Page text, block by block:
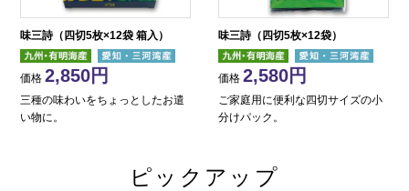
味三詩（四切5枚×12袋 箱入）
価格 2,850
三種の味わいをちょっとしたお遣
い物に。
味三詩（四切5枚×12袋）
価格 2,580
ご家庭用に便利な四切サイズの小
分けパック。
ピックアップ